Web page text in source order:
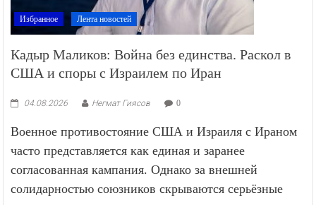
Избранное Лента новостей
Кадыр Маликов: Война без единства. Раскол в
США и споры с Израилем по Иран
04.08.2026 Негмат Гиясов 0
Военное противостояние США и Израиля с Ираном
часто представляется как единая и заранее
согласованная кампания. Однако за внешней
солидарностью союзников скрываются серьёзные